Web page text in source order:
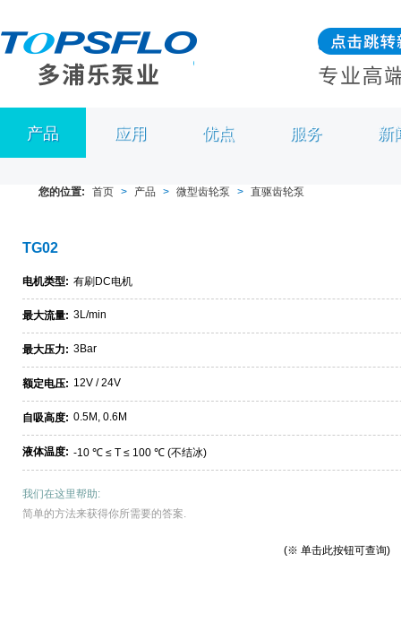
产品 应用 优点 服务 新
您的位置: 首页 > 产品 > 微型齿轮泵 > 直驱齿轮泵
TG02
电机类型: 有刷DC电机
最大流量: 3L/min
最大压力: 3Bar
额定电压: 12V / 24V
自吸高度: 0.5M, 0.6M
液体温度: -10 ℃ ≤ T ≤ 100 ℃ (不结冰)
我们在这里帮助:
简单的方法来获得你所需要的答案.
(※ 单击此按钮可查询)